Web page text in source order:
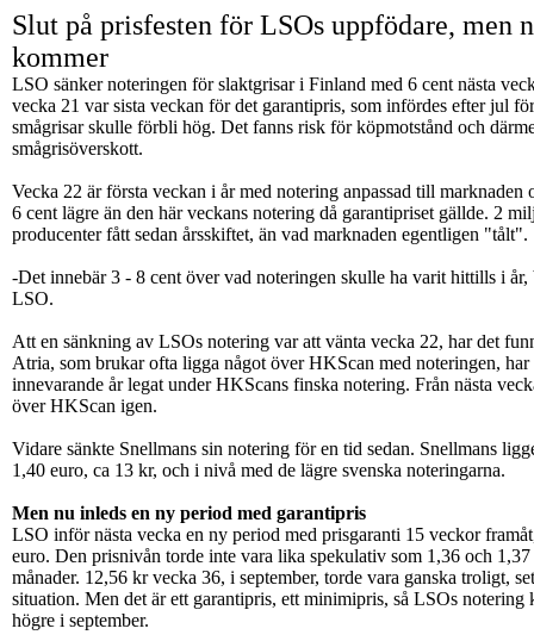
Slut på prisfesten för LSOs uppfödare, men
kommer
LSO sänker noteringen för slaktgrisar i Finland med 6 cent nästa
vecka 21 var sista veckan för det garantipris, som infördes efter jul
smågrisar skulle förbli hög. Det fanns risk för köpmotstånd och
smågrisöverskott.
Vecka 22 är första veckan i år med notering anpassad till marknaden
6 cent lägre än den här veckans notering då garantipriset gällde. 2
producenter fått sedan årsskiftet, än vad marknaden egentligen "tålt".
-Det innebär 3 - 8 cent över vad noteringen skulle ha varit hittills i år,
LSO.
Att en sänkning av LSOs notering var att vänta vecka 22, har det
Atria, som brukar ofta ligga något över HKScan med noteringen, har
innevarande år legat under HKScans finska notering. Från nästa
över HKScan igen.
Vidare sänkte Snellmans sin notering för en tid sedan. Snellmans
1,40 euro, ca 13 kr, och i nivå med de lägre svenska noteringarna.
Men nu inleds en ny period med garantipris
LSO inför nästa vecka en ny period med prisgaranti 15 veckor
euro. Den prisnivån torde inte vara lika spekulativ som 1,36 och 1,37
månader. 12,56 kr vecka 36, i september, torde vara ganska troligt,
situation. Men det är ett garantipris, ett minimipris, så LSOs notering
högre i september.